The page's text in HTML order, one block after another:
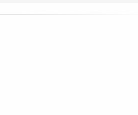
и динамику без
ХХ в значения близкие к
ХХ. Данные решения
а в большинстве
и правильно
прирост по
условий эксплуатации и